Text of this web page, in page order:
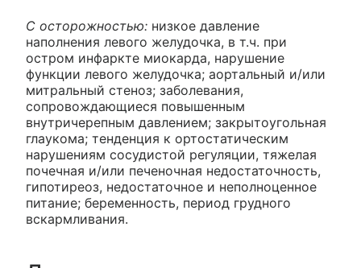
С осторожностью: низкое давление
наполнения левого желудочка, в т.ч. при
остром инфаркте миокарда, нарушение
функции левого желудочка; аортальный и/или
митральный стеноз; заболевания,
сопровождающиеся повышенным
внутричерепным давлением; закрытоугольная
глаукома; тенденция к ортостатическим
нарушениям сосудистой регуляции, тяжелая
почечная и/или печеночная недостаточность,
гипотиреоз, недостаточное и неполноценное
питание; беременность, период грудного
вскармливания.